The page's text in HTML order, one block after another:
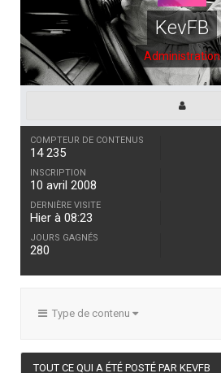
KevFB
Administration
COMPTEUR DE CONTENUS
14 235
INSCRIPTION
10 avril 2008
DERNIÈRE VISITE
Hier à 08:23
JOURS GAGNÉS
280
Type de contenu
TOUT CE QUI A ÉTÉ POSTÉ PAR KEVFB